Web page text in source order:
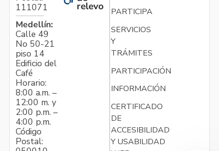
111071
Medellín:
Calle 49
No 50-21
piso 14
Edificio del
Café
Horario:
8:00 a.m. –
12:00 m. y
2:00 p.m. –
4:00 p.m.
Código
Postal:
relevo
PARTICIPA
SERVICIOS
Y
TRÁMITES
PARTICIPACIÓN
INFORMACIÓN
CERTIFICADO
DE
ACCESIBILIDAD
Y USABILIDAD